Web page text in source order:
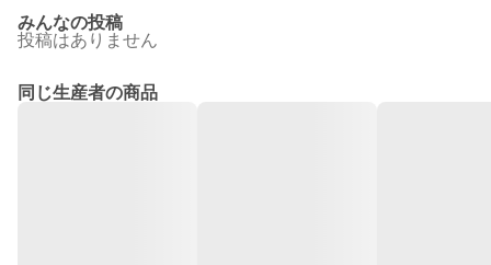
みんなの投稿
投稿はありません
同じ生産者の商品